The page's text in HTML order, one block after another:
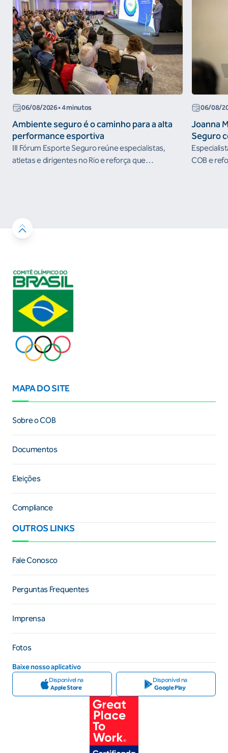
06/08/2026• 4 minutos
Ambiente seguro é o caminho para a alta
performance esportiva
III Fórum Esporte Seguro reúne especialistas,
atletas e dirigentes no Rio e reforça que
06/08/
Joanna
Seguro
COB e
MAPA DO SITE
Sobre o COB
Documentos
Eleições
Compliance
OUTROS LINKS
Fale Conosco
Perguntas Frequentes
Imprensa
Fotos
Baixe nosso aplicativo
Disponível na
Apple Store
Disponível na
Google Play